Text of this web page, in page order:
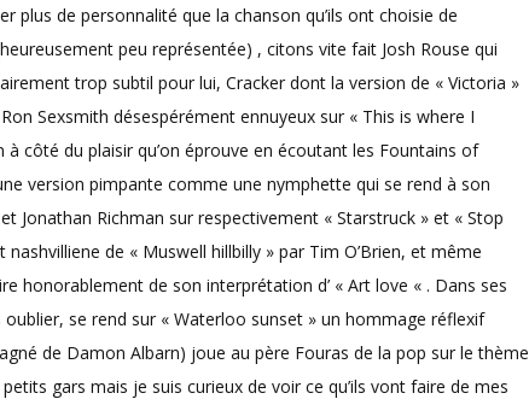
plus de personnalité que la chanson qu’ils ont choisie de
peu représentée) , citons vite fait Josh Rouse qui
trop subtil pour lui, Cracker dont la version de « Victoria »
Sexsmith désespérément ennuyeux sur « This is where I
à côté du plaisir qu’on éprouve en écoutant les Fountains of
version pimpante comme une nymphette qui se rend à son
Jonathan Richman sur respectivement « Starstruck » et « Stop
de « Muswell hillbilly » par Tim O’Brien, et même
honorablement de son interprétation d’ « Art love « . Dans ses
oublier, se rend sur « Waterloo sunset » un hommage réflexif
de Damon Albarn) joue au père Fouras de la pop sur le thème
gars mais je suis curieux de voir ce qu’ils vont faire de mes